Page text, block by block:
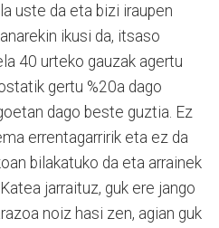
uste da eta bizi iraupen
ikusi da, itsaso
40 urteko gauzak agertu
gertu %20a dago
dago beste guztia. Ez
errentagarririk eta ez da
bilakatuko da eta arrainek
jarraituz, guk ere jango
noiz hasi zen, agian guk